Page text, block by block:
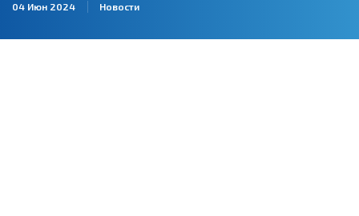
04 Июн 2024 Новости